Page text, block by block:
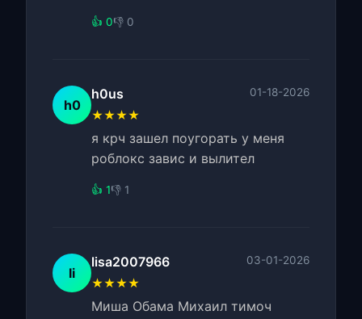
👍 0👎 0
h0
h0us 01-18-2026
★★★★
я крч зашел поугорать у меня
роблокс завис и вылител
👍 1👎 1
li
lisa2007966 03-01-2026
★★★★
Миша Обама Михаил тимоч